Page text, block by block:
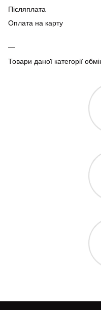
Післяплата
Оплата на карту
Товари даної категорії